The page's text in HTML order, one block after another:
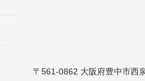
〒561-0862 大阪府豊中市西